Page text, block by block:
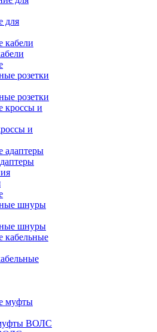
для
розетки
и
шнуры
ВОЛС